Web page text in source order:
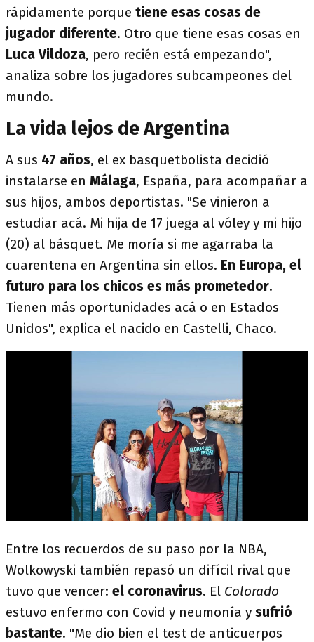
rápidamente porque tiene esas cosas de
jugador diferente. Otro que tiene esas cosas en
Luca Vildoza, pero recién está empezando",
analiza sobre los jugadores subcampeones del
mundo.
La vida lejos de Argentina
A sus 47 años, el ex basquetbolista decidió
instalarse en Málaga, España, para acompañar a
sus hijos, ambos deportistas. "Se vinieron a
estudiar acá. Mi hija de 17 juega al vóley y mi hijo
(20) al básquet. Me moría si me agarraba la
cuarentena en Argentina sin ellos. En Europa, el
futuro para los chicos es más prometedor.
Tienen más oportunidades acá o en Estados
Unidos", explica el nacido en Castelli, Chaco.
Entre los recuerdos de su paso por la NBA,
Wolkowyski también repasó un difícil rival que
tuvo que vencer: el coronavirus. El Colorado
estuvo enfermo con Covid y neumonía y sufrió
bastante. "Me dio bien el test de anticuerpos